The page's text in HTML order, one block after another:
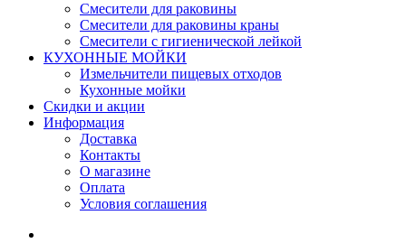
Смесители для раковины
Смесители для раковины краны
Смесители с гигиенической лейкой
КУХОННЫЕ МОЙКИ
Измельчители пищевых отходов
Кухонные мойки
Скидки и акции
Информация
Доставка
Контакты
О магазине
Оплата
Условия соглашения